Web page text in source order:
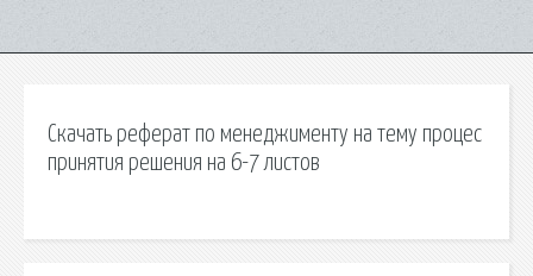
Скачать реферат по менеджименту на тему процес
принятия решения на 6-7 листов